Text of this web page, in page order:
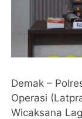
Demak –
Operasi
Wicaksana